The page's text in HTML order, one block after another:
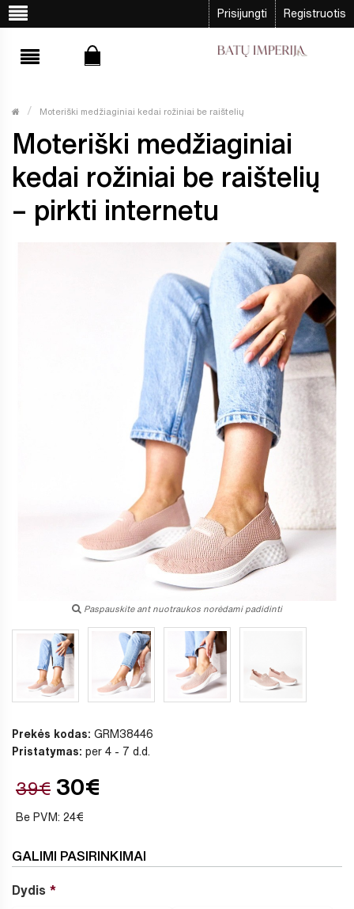
Prisijungti Registruotis
Moteriški medžiaginiai kedai rožiniai be raištelių
Moteriški medžiaginiai
kedai rožiniai be raištelių
– pirkti internetu
Paspauskite ant nuotraukos norėdami padidinti
Prekės kodas: GRM38446
Pristatymas: per 4 - 7 d.d.
39€ 30€
Be PVM: 24€
GALIMI PASIRINKIMAI
Dydis